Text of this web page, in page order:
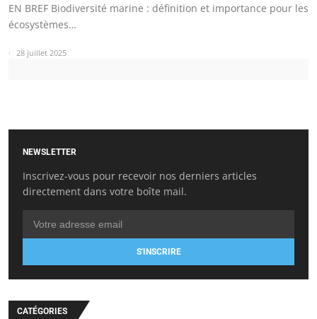
EN BREF Biodiversité marine : définition et importance pour les
écosystèmes…
28 juillet 2025
NEWSLETTER
Inscrivez-vous pour recevoir nos derniers articles
directement dans votre boîte mail.
S'INSCRIRE
CATÉGORIES